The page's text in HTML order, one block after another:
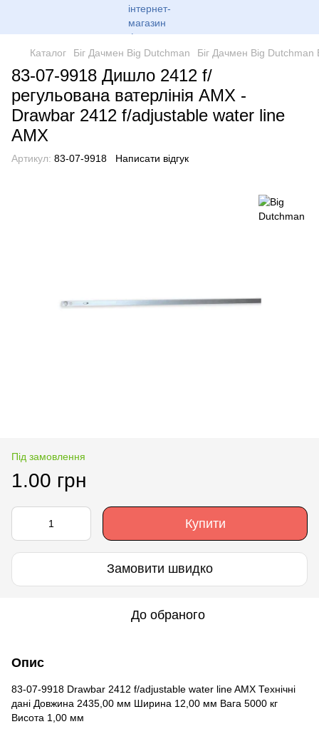
Каталог Біг Дачмен Big Dutchman Біг Дачмен Big Dutchman
83-07-9918 Дишло 2412 f/
регульована ватерлінія AMX -
Drawbar 2412 f/adjustable water line
AMX
Артикул: 83-07-9918 Написати відгук
Під замовлення
1.00 грн
Купити
Замовити швидко
До обраного
Опис
83-07-9918 Drawbar 2412 f/adjustable water line AMX Технічні
дані Довжина 2435,00 мм Ширина 12,00 мм Вага 5000 кг
Висота 1,00 мм